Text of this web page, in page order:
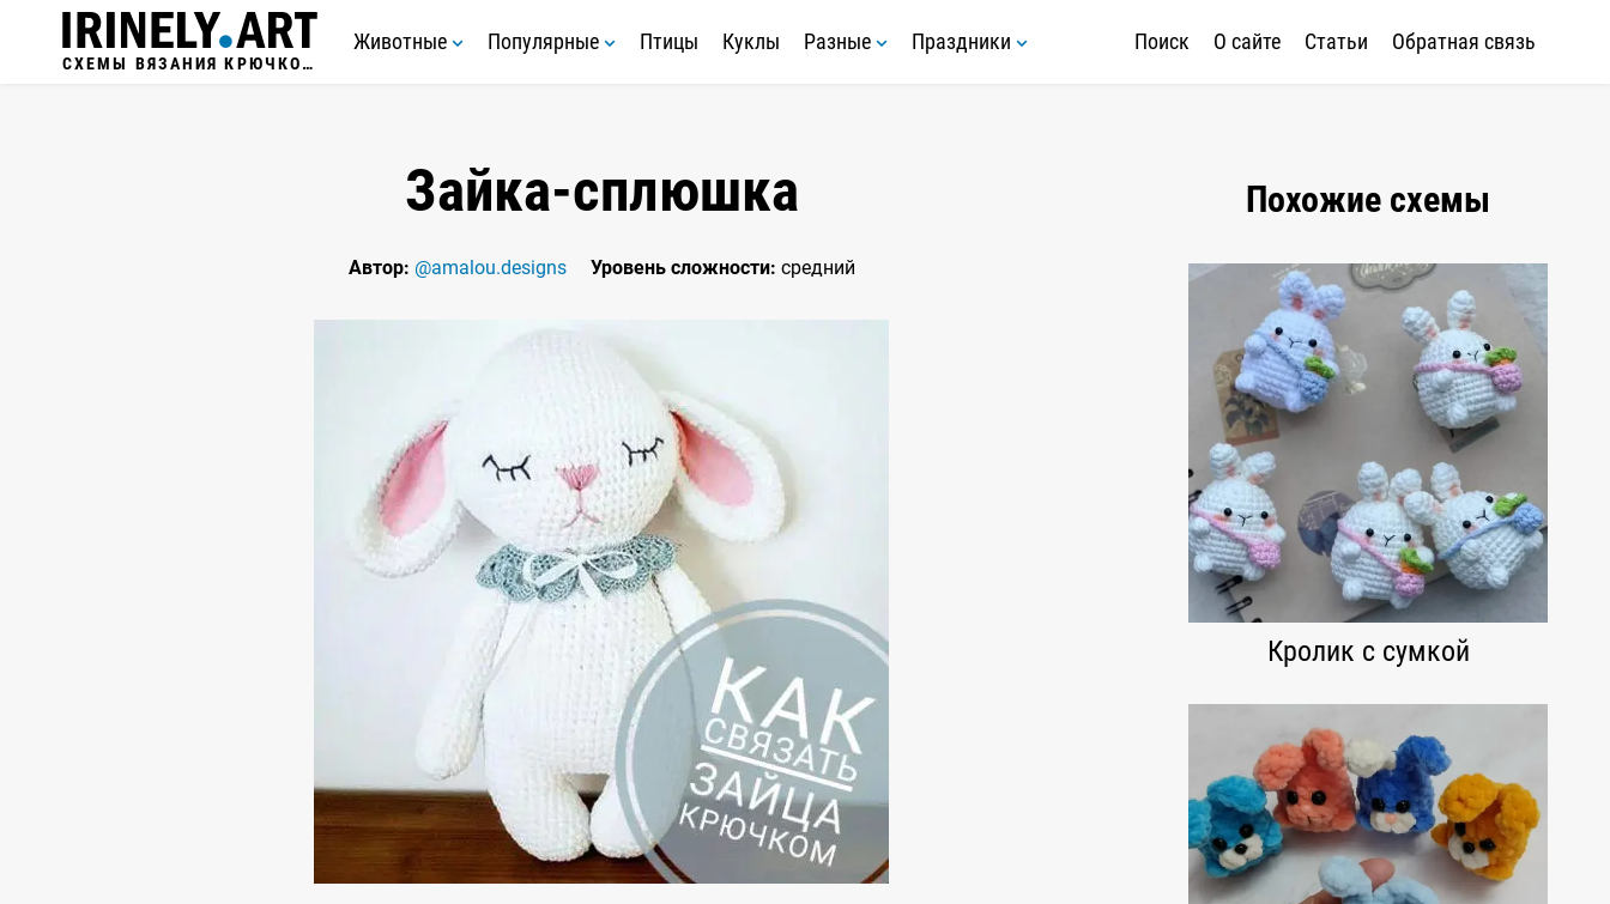
СХЕМЫ ВЯЗАНИЯ КРЮЧКОМ
Животные Популярные Птицы Куклы Разные Праздники Поиск О сайте Статьи Обратная связь
Зайка-сплюшка
Автор: @amalou.designs Уровень сложности: средний
Похожие схемы
Кролик с сумкой